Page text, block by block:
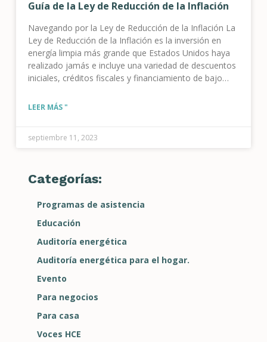
Guía de la Ley de Reducción de la Inflación
Navegando por la Ley de Reducción de la Inflación La
Ley de Reducción de la Inflación es la inversión en
energía limpia más grande que Estados Unidos haya
realizado jamás e incluye una variedad de descuentos
iniciales, créditos fiscales y financiamiento de bajo
aún se están resolviendo los detalles, estamos
LEER MÁS "
septiembre 11, 2023
Categorías:
Programas de asistencia
Educación
Auditoría energética
Auditoría energética para el hogar.
Evento
Para negocios
Para casa
Voces HCE